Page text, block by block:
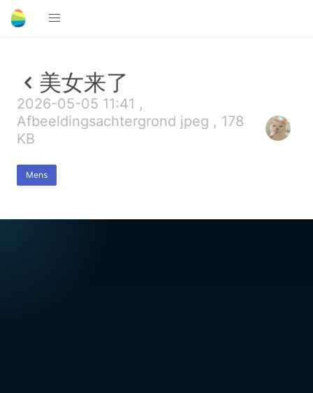
美女来了
2026-05-05 11:41 ,
Afbeeldingsachtergrond jpeg , 178
KB
Mens